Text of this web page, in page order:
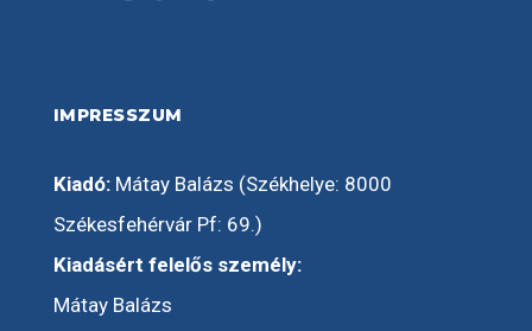
IMPRESSZUM
Kiadó:Mátay Balázs (Székhelye: 8000
Székesfehérvár Pf: 69.)
Kiadásért felelős személy:
Mátay Balázs